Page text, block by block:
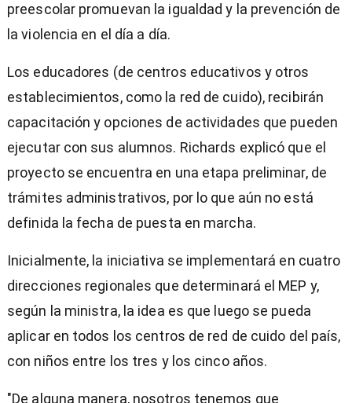
preescolar promuevan la igualdad y la prevención de
la violencia en el día a día.
Los educadores (de centros educativos y otros
establecimientos, como la red de cuido), recibirán
capacitación y opciones de actividades que pueden
ejecutar con sus alumnos. Richards explicó que el
proyecto se encuentra en una etapa preliminar, de
trámites administrativos, por lo que aún no está
definida la fecha de puesta en marcha.
Inicialmente, la iniciativa se implementará en cuatro
direcciones regionales que determinará el MEP y,
según la ministra, la idea es que luego se pueda
aplicar en todos los centros de red de cuido del país,
con niños entre los tres y los cinco años.
"De alguna manera, nosotros tenemos que